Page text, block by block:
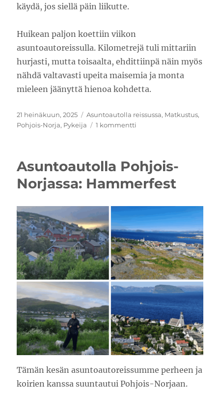
käydä, jos siellä päin liikutte.
Huikean paljon koettiin viikon
asuntoautoreissulla. Kilometrejä tuli mittariin
hurjasti, mutta toisaalta, ehdittiinpä näin myös
nähdä valtavasti upeita maisemia ja monta
mieleen jäänyttä hienoa kohdetta.
Julkaistu
21 heinäkuun, 2025 Kategoriat
Asuntoautolla reissussa, Matkustus,
Pohjois-Norja, Pykeija 1 kommentti
Pykeija
Asuntoautolla Pohjois-
Norjassa: Hammerfest
Tämän kesän asuntoautoreissumme perheen ja
koirien kanssa suuntautui Pohjois-Norjaan.